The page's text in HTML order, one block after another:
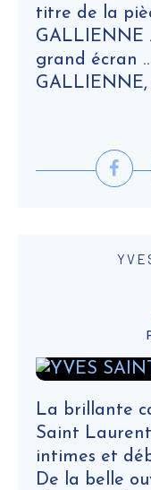
titre de la
GALLIENNE
grand écran
GALLIENNE,
La brillante
Saint
intimes et
De la belle